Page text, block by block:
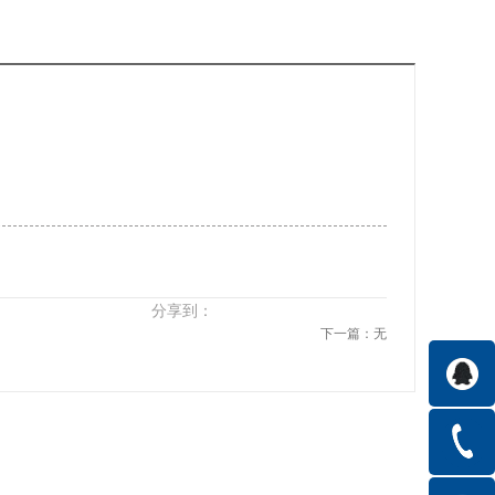
分享到：
下一篇：无